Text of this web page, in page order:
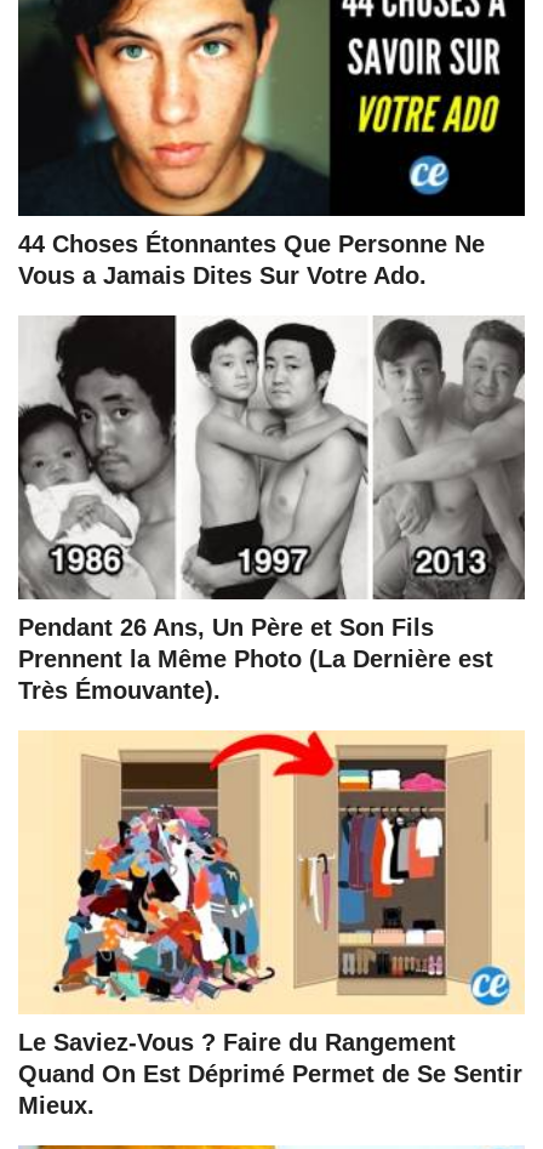
44 Choses Étonnantes Que Personne Ne
Vous a Jamais Dites Sur Votre Ado.
Pendant 26 Ans, Un Père et Son Fils
Prennent la Même Photo (La Dernière est
Très Émouvante).
Le Saviez-Vous ? Faire du Rangement
Quand On Est Déprimé Permet de Se Sentir
Mieux.